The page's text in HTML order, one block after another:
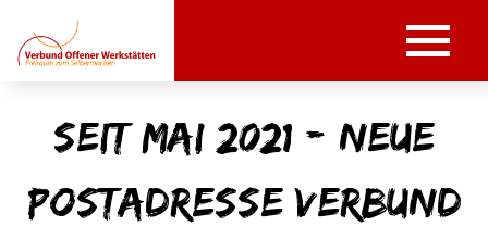
Seit Mai 2021 - Neue
Postadresse Verbund